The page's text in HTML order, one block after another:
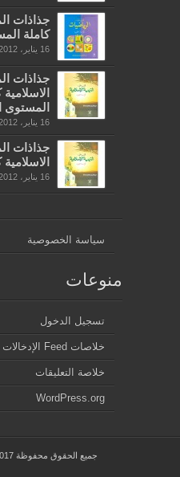
جذاذات
كاملة
16 يناير، 2012
جذاذات
المستوى
16 يناير، 2012
جذاذات
16 يناير، 2012
سياسة الخصوصية
منوعات
تسجيل الدخول
خلاصات Feed الإدخالات
خلاصة التعليقات
WordPress.org
جميع الحقوق محفوظة 2017 الاستاذ عبد اللطيف كناني